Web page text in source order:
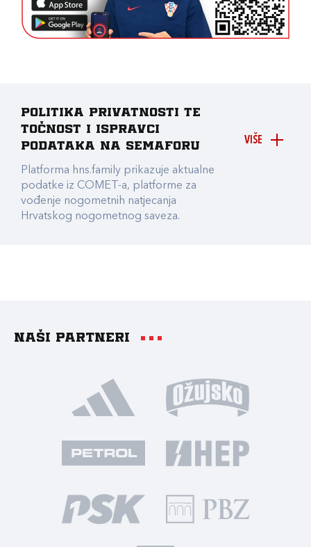
VIŠE
Politika privatnosti te
točnost i ispravci
podataka na Semaforu
Platforma hns.family prikazuje aktualne
podatke iz COMET-a, platforme za
vođenje nogometnih natjecanja
Hrvatskog nogometnog saveza.
Naši partneri